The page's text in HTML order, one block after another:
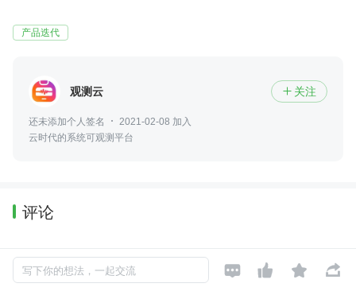
产品迭代
观测云  关注
还未添加个人签名
2021-02-08 加入
云时代的系统可观测平台
评论
暂无评论
写下你的想法，一起交流    